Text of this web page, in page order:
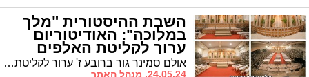
השבת ההיסטורית "מלך
במלוכה": האודיטוריום
ערוך לקליטת האלפים
אולם סמינר גור ברובע ז' ערוך לקליטת האלפים שיגיעו לשהות בשבת ההיסטורית "מלך במלוכה" בראשות האדמו"ר מויזניץ שליט'א. צפו באולם שעוצב בישיו האמונות של דודי מילר
24.05.24, מנהל האתר